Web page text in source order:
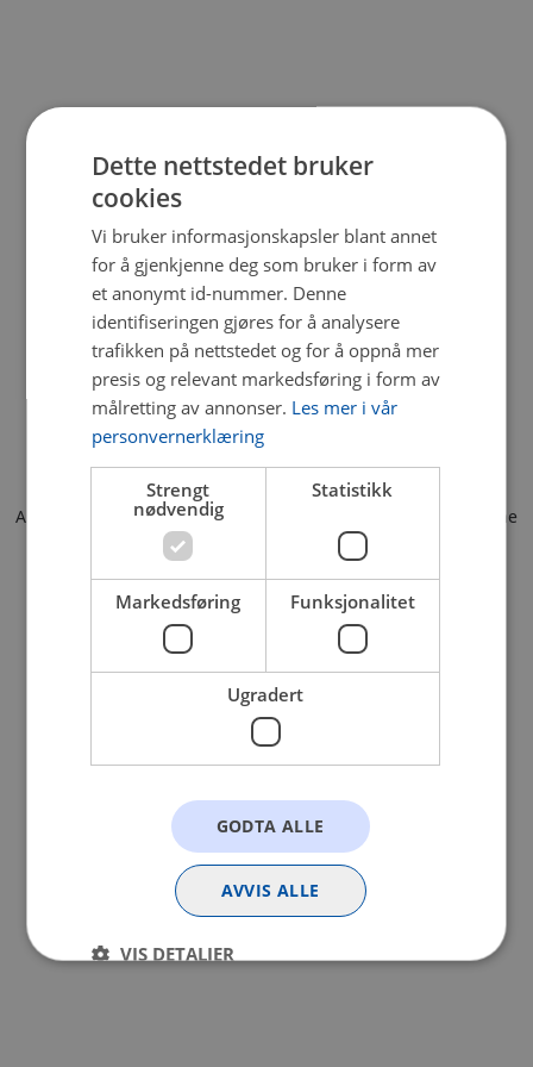
Application error: a client-side exception has occurred (see the
browser console for more information).
Dette nettstedet bruker
cookies
Vi bruker informasjonskapsler blant annet
for å gjenkjenne deg som bruker i form av
et anonymt id-nummer. Denne
identifiseringen gjøres for å analysere
trafikken på nettstedet og for å oppnå mer
presis og relevant markedsføring i form av
målretting av annonser. Les mer i vår
personvernerklæring
Strengt
nødvendig
Statistikk
Markedsføring Funksjonalitet
Ugradert
GODTA ALLE
AVVIS ALLE
VIS DETALJER